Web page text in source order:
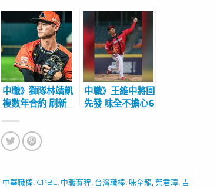
中職》獅隊林靖凱
複數年合約 刷新
中職》王維中將回
先發 味全不擔心6
中華職棒, CPBL, 中職賽程, 台灣職棒, 味全龍,葉君璋,吉